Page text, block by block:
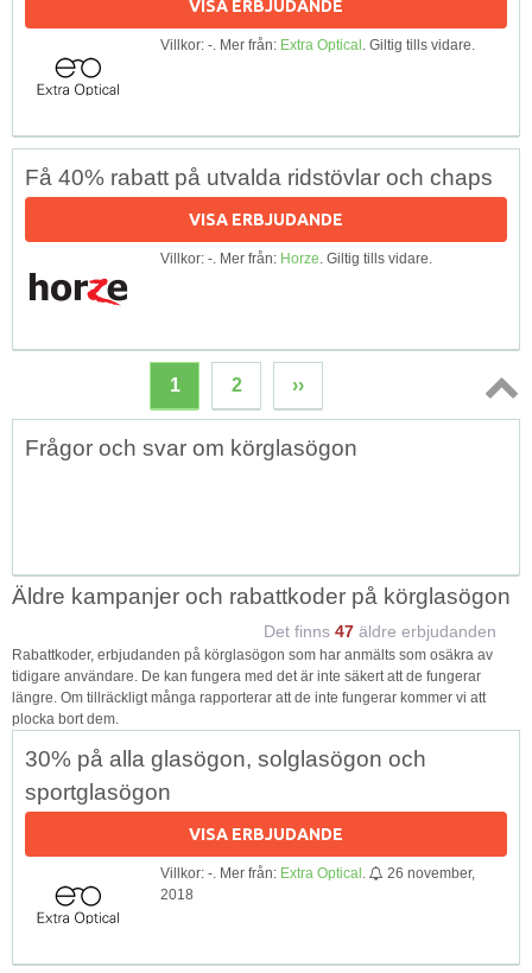
VISA ERBJUDANDE
Villkor: -. Mer från: Extra Optical. Giltig tills vidare.
Få 40% rabatt på utvalda ridstövlar och chaps
VISA ERBJUDANDE
Villkor: -. Mer från: Horze. Giltig tills vidare.
1 2 ››
Topp
Frågor och svar om körglasögon
Äldre kampanjer och rabattkoder på körglasögon
Det finns 47 äldre erbjudanden
Rabattkoder, erbjudanden på körglasögon som har anmälts som osäkra av
tidigare användare. De kan fungera med det är inte säkert att de fungerar
längre. Om tillräckligt många rapporterar att de inte fungerar kommer vi att
plocka bort dem.
30% på alla glasögon, solglasögon och
sportglasögon
VISA ERBJUDANDE
Villkor: -. Mer från: Extra Optical
26 november,
2018